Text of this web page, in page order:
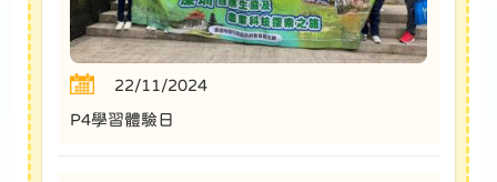
22/11/2024
P4學習體驗日